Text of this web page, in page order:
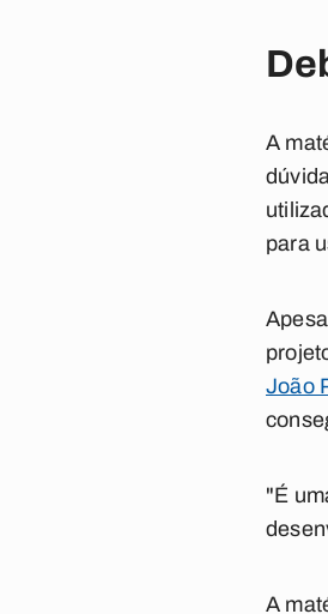
A
para
João
"É
A